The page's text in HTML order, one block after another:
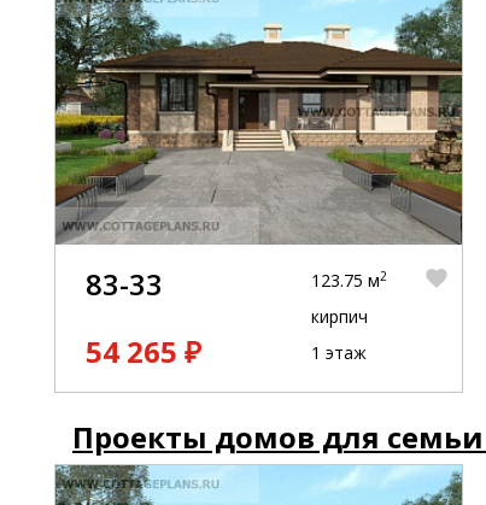
83-33
54 265 ₽
123.75 м2
кирпич
1 этаж
Проекты домов для